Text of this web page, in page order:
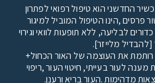
החדשני הוא טיפול רפואי לפתרון
פרסים ,הינו הטיפול המוביל למיגור
לבליעה, ללא תופעות לוואי וגירוי
[להבדיל מלייזר].
רותמת את העוצמה של האור הכחול+
לעור בעייתי, חיטוי העור ,ריפוי
מדהימות .העור בריא ורענן.